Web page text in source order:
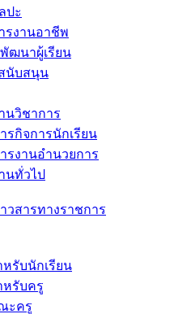
ปะ
รงานอาชีพ
ฒนาผู้เรียน
นับสนุน
นวิชาการ
กิจการนักเรียน
รงานอำนวยการ
นทั่วไป
วสารทางราชการ
หรับนักเรียน
หรับครู
ะครู